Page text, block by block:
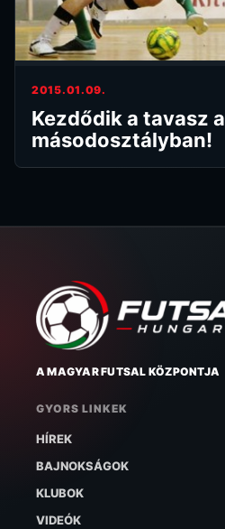
2015.01.09.
Kezdődik a tavasz a
másodosztályban!
A MAGYAR FUTSAL KÖZPONTJA
GYORS LINKEK
HÍREK
BAJNOKSÁGOK
KLUBOK
VIDEÓK